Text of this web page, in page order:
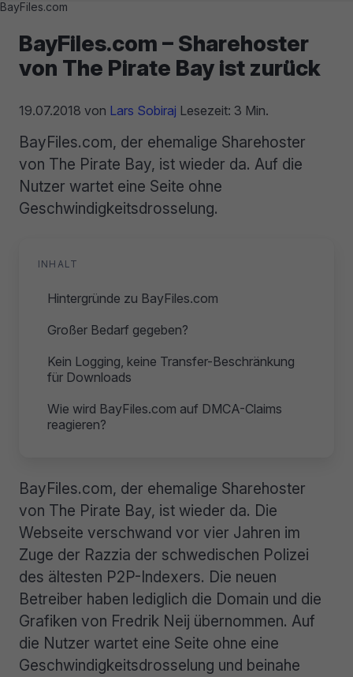
BayFiles.com
BayFiles.com – Sharehoster
von The Pirate Bay ist zurück
19.07.2018 von Lars Sobiraj Lesezeit: 3 Min.
BayFiles.com, der ehemalige Sharehoster
von The Pirate Bay, ist wieder da. Auf die
Nutzer wartet eine Seite ohne
Geschwindigkeitsdrosselung.
INHALT
Hintergründe zu BayFiles.com
Großer Bedarf gegeben?
Kein Logging, keine Transfer-Beschränkung
für Downloads
Wie wird BayFiles.com auf DMCA-Claims
reagieren?
BayFiles.com, der ehemalige Sharehoster
von The Pirate Bay, ist wieder da. Die
Webseite verschwand vor vier Jahren im
Zuge der Razzia der schwedischen Polizei
des ältesten P2P-Indexers. Die neuen
Betreiber haben lediglich die Domain und die
Grafiken von Fredrik Neij übernommen. Auf
die Nutzer wartet eine Seite ohne eine
Geschwindigkeitsdrosselung und beinahe